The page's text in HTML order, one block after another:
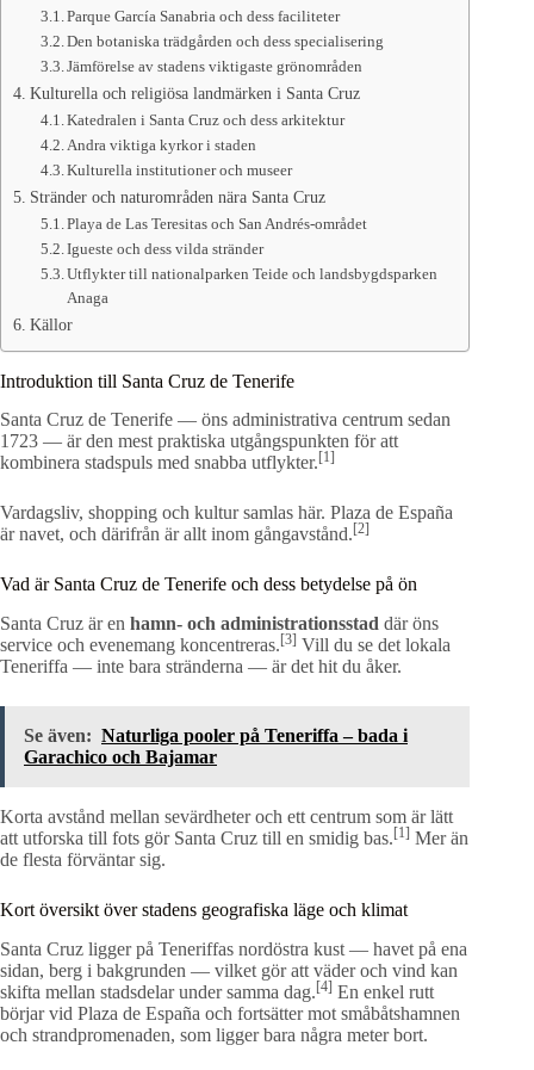
Parque García Sanabria och dess faciliteter
Den botaniska trädgården och dess specialisering
Jämförelse av stadens viktigaste grönområden
Kulturella och religiösa landmärken i Santa Cruz
Katedralen i Santa Cruz och dess arkitektur
Andra viktiga kyrkor i staden
Kulturella institutioner och museer
Stränder och naturområden nära Santa Cruz
Playa de Las Teresitas och San Andrés-området
Igueste och dess vilda stränder
Utflykter till nationalparken Teide och landsbygdsparken
Anaga
Källor
Introduktion till Santa Cruz de Tenerife
Santa Cruz de Tenerife — öns administrativa centrum sedan
1723 — är den mest praktiska utgångspunkten för att
kombinera stadspuls med snabba utflykter. [1]
Vardagsliv, shopping och kultur samlas här. Plaza de España
är navet, och därifrån är allt inom gångavstånd. [2]
Vad är Santa Cruz de Tenerife och dess betydelse på ön
Santa Cruz är en hamn- och administrationsstad där öns
service och evenemang koncentreras. [3] Vill du se det lokala
Teneriffa — inte bara stränderna — är det hit du åker.
Se även: Naturliga pooler på Teneriffa – bada i
Garachico och Bajamar
Korta avstånd mellan sevärdheter och ett centrum som är lätt
att utforska till fots gör Santa Cruz till en smidig bas. [1] Mer än
de flesta förväntar sig.
Kort översikt över stadens geografiska läge och klimat
Santa Cruz ligger på Teneriffas nordöstra kust — havet på ena
sidan, berg i bakgrunden — vilket gör att väder och vind kan
skifta mellan stadsdelar under samma dag. [4] En enkel rutt
börjar vid Plaza de España och fortsätter mot småbåtshamnen
och strandpromenaden, som ligger bara några meter bort.